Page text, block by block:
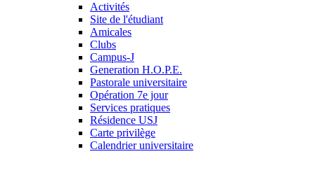
Activités
Site de l'étudiant
Amicales
Clubs
Campus-J
Generation H.O.P.E.
Pastorale universitaire
Opération 7e jour
Services pratiques
Résidence USJ
Carte privilège
Calendrier universitaire